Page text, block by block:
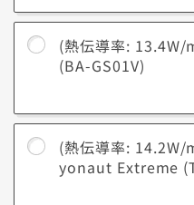
(熱伝導率: 13.4W/
(BA-GS01V)
(熱伝導率:
yonaut Extreme